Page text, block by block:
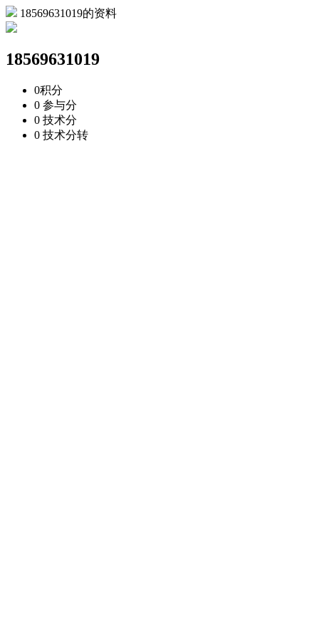
18569631019的资料
18569631019
0积分
0 参与分
0 技术分
0 技术分转